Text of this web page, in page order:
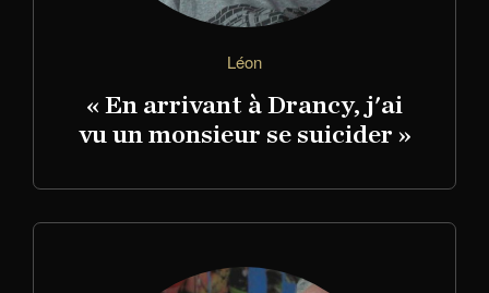
Léon
« En arrivant à Drancy, j'ai
vu un monsieur se suicider »